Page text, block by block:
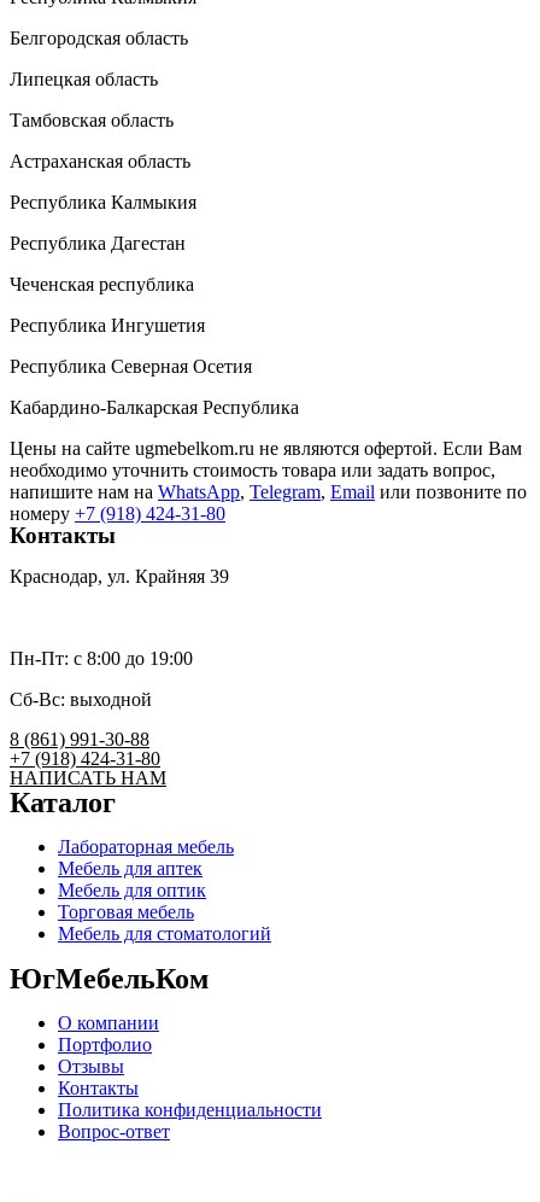
Белгородская область
Липецкая область
Тамбовская область
Астраханская область
Республика Калмыкия
Республика Дагестан
Чеченская республика
Республика Ингушетия
Республика Северная Осетия
Кабардино-Балкарская Республика
Цены на сайте ugmebelkom.ru не являются офертой. Если Вам
необходимо уточнить стоимость товара или задать вопрос,
напишите нам на WhatsApp, Telegram, Email или позвоните по
номеру +7 (918) 424-31-80
Контакты
Краснодар, ул. Крайняя 39
Пн-Пт: c 8:00 до 19:00
Сб-Вс: выходной
8 (861) 991-30-88
+7 (918) 424-31-80
НАПИСАТЬ НАМ
Каталог
Лабораторная мебель
Мебель для аптек
Мебель для оптик
Торговая мебель
Мебель для стоматологий
ЮгМебельКом
О компании
Портфолио
Отзывы
Контакты
Политика конфиденциальности
Вопрос-ответ